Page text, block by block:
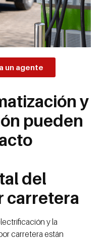
un agente
y
pueden
del
carretera
y la
carretera están